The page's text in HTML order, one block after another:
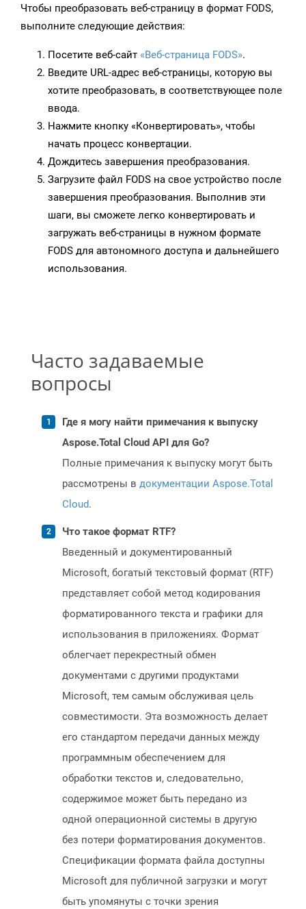
Чтобы преобразовать веб-страницу в формат FODS,
выполните следующие действия:
Посетите веб-сайт «Веб-страница FODS».
Введите URL-адрес веб-страницы, которую вы
хотите преобразовать, в соответствующее поле
ввода.
Нажмите кнопку «Конвертировать», чтобы
начать процесс конвертации.
Дождитесь завершения преобразования.
Загрузите файл FODS на свое устройство после
завершения преобразования. Выполнив эти
шаги, вы сможете легко конвертировать и
загружать веб-страницы в нужном формате
FODS для автономного доступа и дальнейшего
использования.
Часто задаваемые
вопросы
Где я могу найти примечания к выпуску
Aspose.Total Cloud API для Go?
Полные примечания к выпуску могут быть
рассмотрены в документации Aspose.Total
Cloud.
Что такое формат RTF?
Введенный и документированный
Microsoft, богатый текстовый формат (RTF)
представляет собой метод кодирования
форматированного текста и графики для
использования в приложениях. Формат
облегчает перекрестный обмен
документами с другими продуктами
Microsoft, тем самым обслуживая цель
совместимости. Эта возможность делает
его стандартом передачи данных между
программным обеспечением для
обработки текстов и, следовательно,
содержимое может быть передано из
одной операционной системы в другую
без потери форматирования документов.
Спецификации формата файла доступны
Microsoft для публичной загрузки и могут
быть упомянуты с точки зрения